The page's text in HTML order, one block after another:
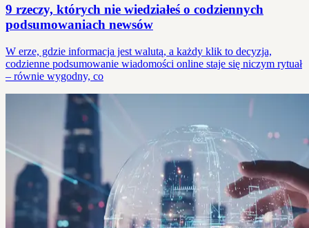
9 rzeczy, których nie wiedziałeś o codziennych
podsumowaniach newsów
W erze, gdzie informacja jest walutą, a każdy klik to decyzja,
codzienne podsumowanie wiadomości online staje się niczym rytuał
– równie wygodny, co